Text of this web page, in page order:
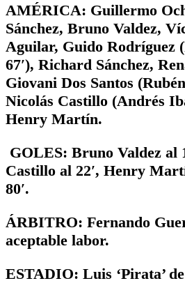
AMÉRICA: Guillermo
Sánchez, Bruno Valdez,
Aguilar, Guido Rodríguez
67′), Richard Sánchez,
Giovani Dos Santos
Nicolás Castillo (Andrés
Henry Martín.
GOLES: Bruno Valdez al
Castillo al 22′, Henry
80′.
ÁRBITRO: Fernando
aceptable labor.
ESTADIO: Luis ‘Pirata’